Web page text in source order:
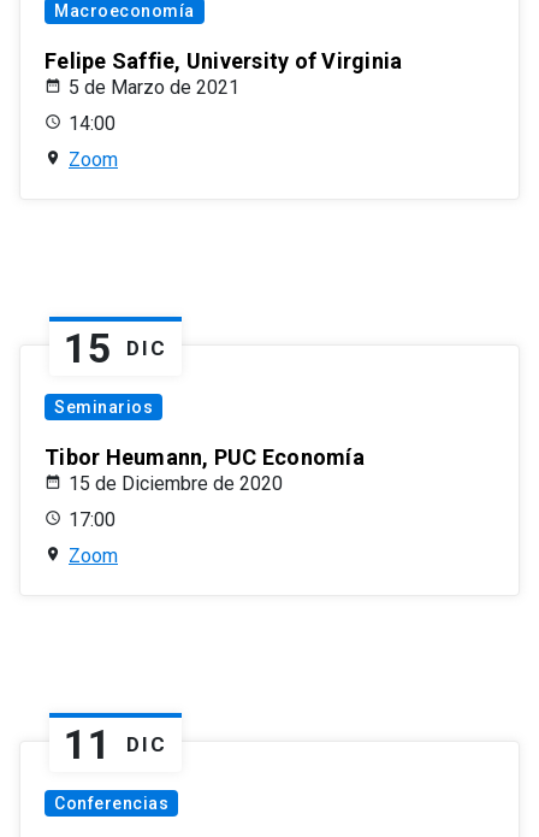
Macroeconomía
Felipe Saffie, University of Virginia
5 de Marzo de 2021
14:00
Zoom
15 DIC
Seminarios
Tibor Heumann, PUC Economía
15 de Diciembre de 2020
17:00
Zoom
11 DIC
Conferencias